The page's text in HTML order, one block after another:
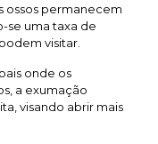
ossos permanecem
uma taxa de
visitar.
onde os
a exumação
visando abrir mais